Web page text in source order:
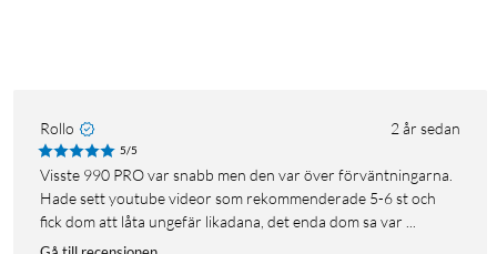
Rollo 2 år sedan
5/5
Visste 990 PRO var snabb men den var över förväntningarna.
Hade sett youtube videor som rekommenderade 5-6 st och
fick dom att låta ungefär likadana, det enda dom sa var ...